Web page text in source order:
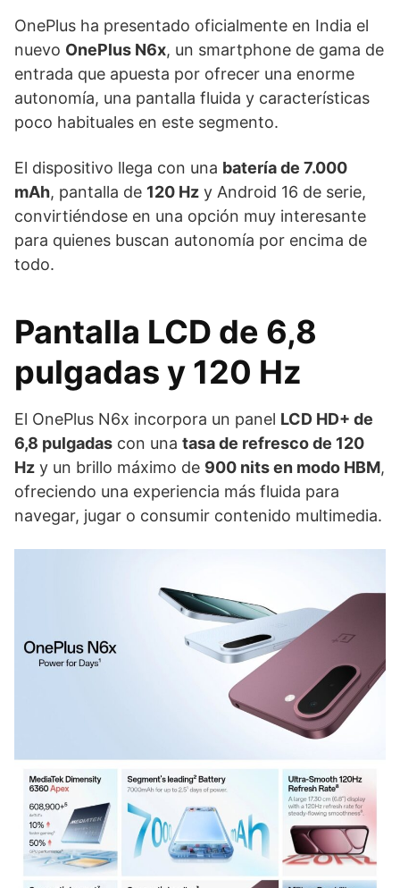
OnePlus ha presentado oficialmente en India el
nuevo OnePlus N6x, un smartphone de gama de
entrada que apuesta por ofrecer una enorme
autonomía, una pantalla fluida y características
poco habituales en este segmento.
El dispositivo llega con una batería de 7.000
mAh, pantalla de 120 Hz y Android 16 de serie,
convirtiéndose en una opción muy interesante
para quienes buscan autonomía por encima de
todo.
Pantalla LCD de 6,8
pulgadas y 120 Hz
El OnePlus N6x incorpora un panel LCD HD+ de
6,8 pulgadas con una tasa de refresco de 120
Hz y un brillo máximo de 900 nits en modo HBM,
ofreciendo una experiencia más fluida para
navegar, jugar o consumir contenido multimedia.